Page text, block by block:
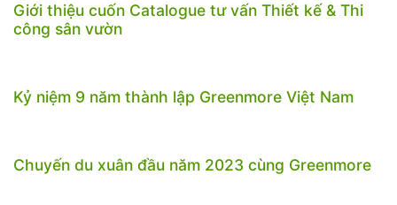
Giới thiệu cuốn Catalogue tư vấn Thiết kế & Thi
công sân vườn
Kỷ niệm 9 năm thành lập Greenmore Việt Nam
Chuyến du xuân đầu năm 2023 cùng Greenmore